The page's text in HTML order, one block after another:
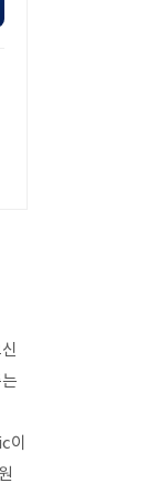
이